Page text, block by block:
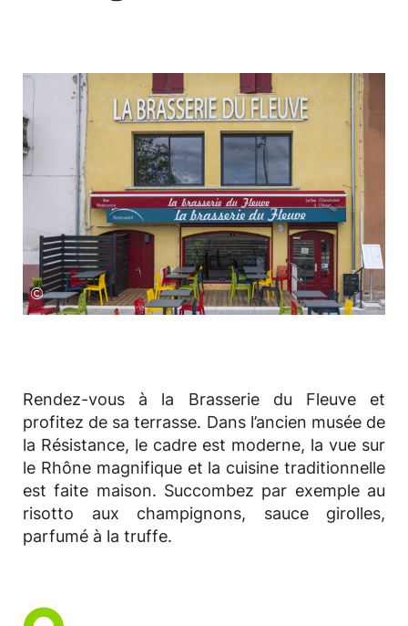
©
Rendez-vous à la Brasserie du Fleuve et
profitez de sa terrasse. Dans l’ancien musée de
la Résistance, le cadre est moderne, la vue sur
le Rhône magnifique et la cuisine traditionnelle
est faite maison. Succombez par exemple au
risotto aux champignons, sauce girolles,
parfumé à la truffe.